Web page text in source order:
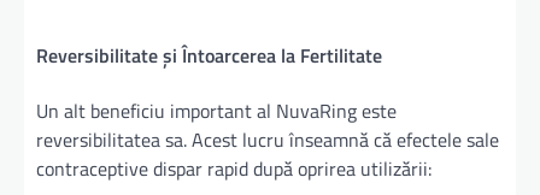
Reversibilitate și Întoarcerea la Fertilitate
Un alt beneficiu important al NuvaRing este
reversibilitatea sa. Acest lucru înseamnă că efectele sale
contraceptive dispar rapid după oprirea utilizării: